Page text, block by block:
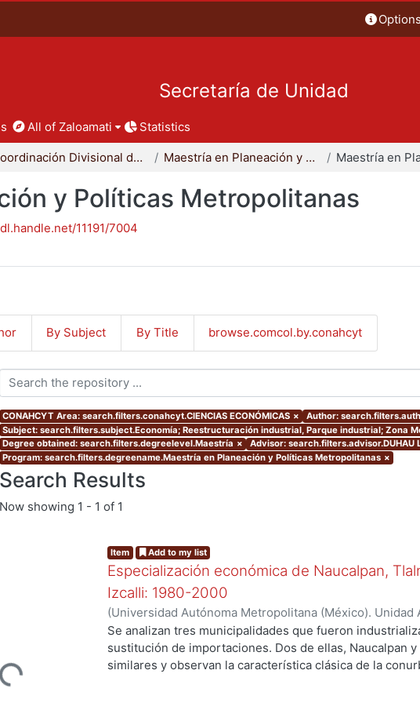
Options
Secretaría de Unidad
All of Zaloamati Statistics
Coordinación Divisional de Posgrado Maestría en Planeación y Políticas Metropolitanas
y Políticas Metropolitanas
11191/7004
By Subject By Title browse.comcol.by.conahcyt
CONAHCYT Area: search.filters.conahcyt.CIENCIAS ECONÓMICAS × Author:
Subject: search.filters.subject.Economía; Reestructuración industrial, Parque industrial; Zona
Degree obtained: search.filters.degreelevel.Maestría × Advisor: search.filters.advisor.DUHAU
Program: search.filters.degreename.Maestría en Planeación y Políticas Metropolitanas ×
Search Results
Now showing 1 - 1 of 1
Item Add to my list
Especialización económica de Naucalpan,
Izcalli: 1980-2000
(Universidad Autónoma Metropolitana (México). Unidad
de Servicios de Información.,2003-03)Venancio
Se analizan tres municipalidades que fueron
sustitución de importaciones. Dos de ellas, Naucalpan
similares y observan la característica clásica de la